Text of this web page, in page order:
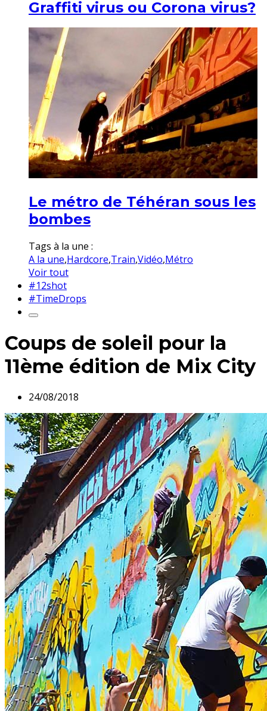
Graffiti virus ou Corona virus?
Le métro de Téhéran sous les
bombes
Tags à la une :
A la une,Hardcore,Train,Vidéo,Métro
Voir tout
#12shot
#TimeDrops
Coups de soleil pour la
11ème édition de Mix City
24/08/2018